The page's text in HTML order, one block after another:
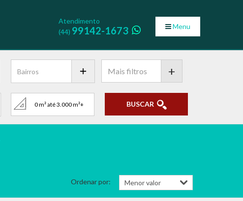
Menu
Atendimento
(44) 99142-1673
+
BUSCAR
Ordenar por: